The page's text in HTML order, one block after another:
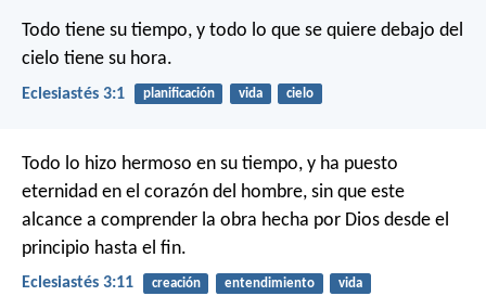
Todo tiene su tiempo, y todo lo que se quiere debajo del
cielo tiene su hora.
Eclesiastés 3:1 planificación vida cielo
Todo lo hizo hermoso en su tiempo, y ha puesto
eternidad en el corazón del hombre, sin que este
alcance a comprender la obra hecha por Dios desde el
principio hasta el fin.
Eclesiastés 3:11 creación entendimiento vida